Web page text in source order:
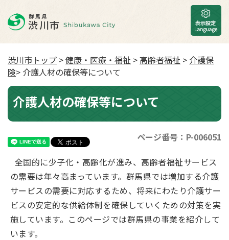
渋川市トップ >健康・医療・福祉 >高齢者福祉 > 介護保
険> 介護人材の確保等について
介護人材の確保等について
ページ番号：P-006051
全国的に少子化・高齢化が進み、高齢者福祉サービス
の需要は年々高まっています。群馬県では増加する介護
サービスの需要に対応するため、将来にわたり介護サー
ビスの安定的な供給体制を確保していくための対策を実
施しています。このページでは群馬県の事業を紹介して
います。